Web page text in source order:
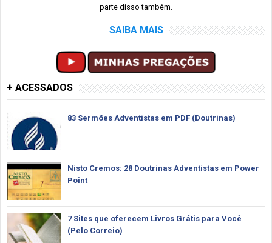
parte disso também.
SAIBA MAIS
+ ACESSADOS
83 Sermões Adventistas em PDF (Doutrinas)
Nisto Cremos: 28 Doutrinas Adventistas em Power
Point
7 Sites que oferecem Livros Grátis para Você
(Pelo Correio)